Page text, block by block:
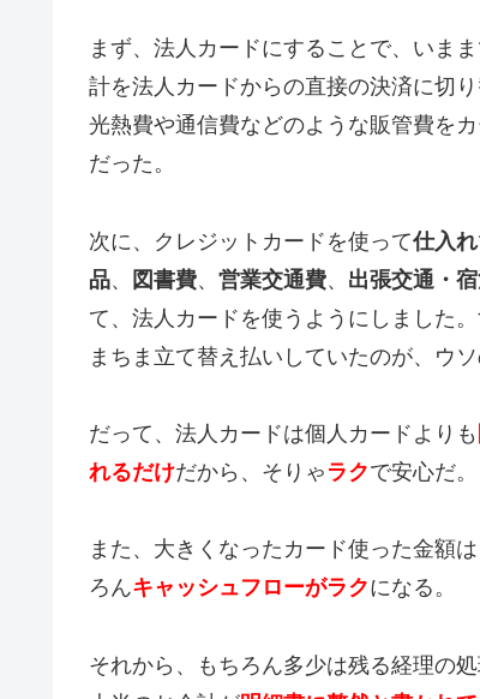
まず、法人カードにすることで、いま
計を法人カードからの直接の決済に切り
光熱費や通信費などのような販管費を
だった。
次に、クレジットカードを使って仕入れ
品、 図書費、 営業交通費、 出張交通・
て、法人カードを使うようにしました
まちま立て替え払いしていたのが、ウ
だって、法人カードは個人カードよりも
れるだけだから、そりゃ ラクで安心だ。
また、大きくなったカード使った金額
ろんキャッシュフローがラクになる。
それから、もちろん多少は残る経理の